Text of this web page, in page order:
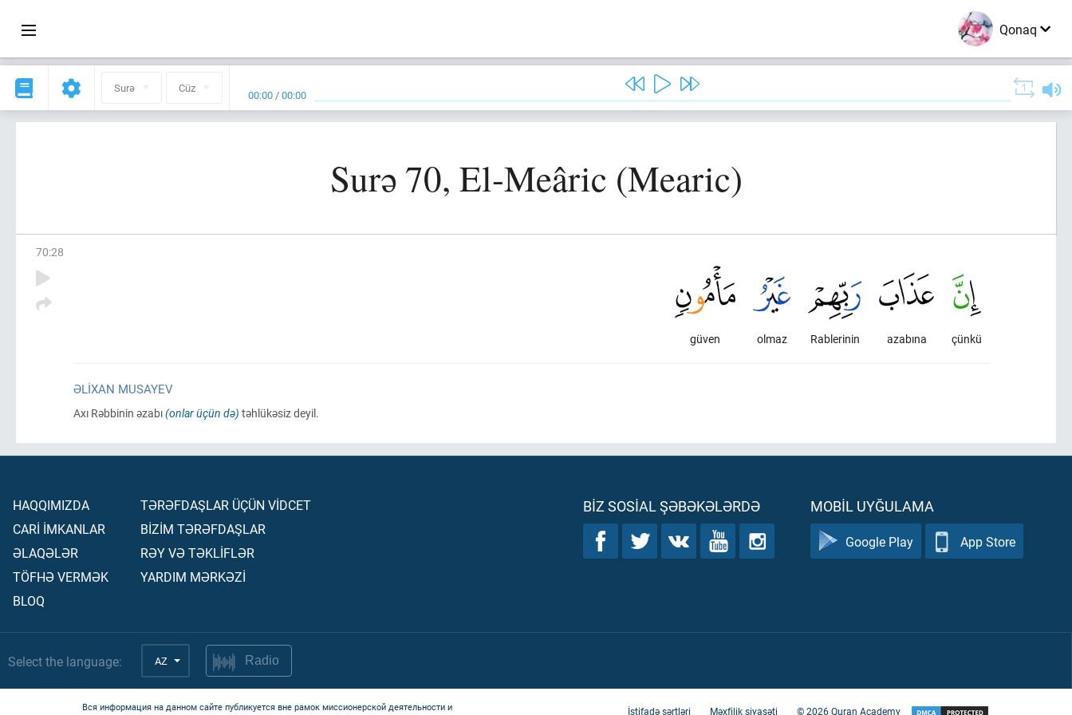
Qonaq
Surə Cüz 00:00 /00:00
Surə 70, El-Meâric (Mearic)
70:28
çünkü
azabına
Rablerinin
olmaz
güven
ƏLIXAN MUSAYEV
Axı Rəbbinin əzabı(onlar üçün də) təhlükəsiz deyil.
HAQQIMIZDA
CARİ İMKANLAR
ƏLAQƏLƏR
TÖFHƏ VERMƏK
BLOQ
TƏRƏFDAŞLAR ÜÇÜN VİDCET
BİZİM TƏRƏFDAŞLAR
RƏY VƏ TƏKLİFLƏR
YARDIM MƏRKƏZİ
BIZ SOSIAL ŞƏBƏKƏLƏRDƏ MOBIL UYĞULAMA
Google Play App Store
Select the language: AZ Radio
Вся информация на данном сайте публикуется вне рамок миссионерской деятельности и
İstifadə şərtləri Məxfilik siyasəti ©2026Quran Academy